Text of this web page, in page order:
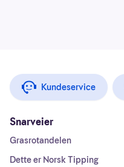
Kundeservice
Snarveier
Grasrotandelen
Dette er Norsk Tipping